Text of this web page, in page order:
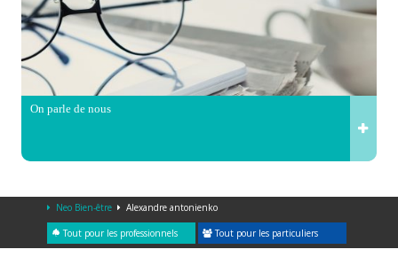
On parle de nous
Neo Bien-être Alexandre antonienko
Tout pour les professionnels Tout pour les particuliers